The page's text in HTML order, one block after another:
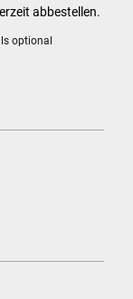
optional
abbestellen.